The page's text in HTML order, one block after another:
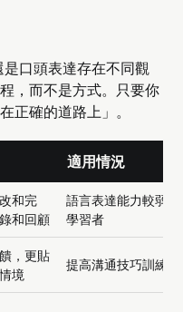
口頭表達存在不同觀
，而不是方式。只要你
正確的道路上」。
適用情況
和完
和回顧
語言表達能力較弱的
學習者
，更貼
境
提高溝通技巧訓練